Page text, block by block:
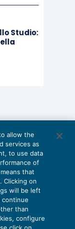
Studio:
allow the
services as
to use data
of
that
Clicking on
will be left
continue
than
configure